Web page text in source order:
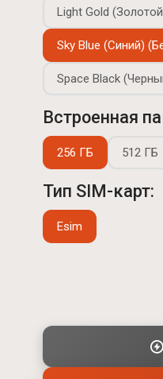
Light Gold
Sky Blue (Синий)
Space Black
Встроенная
256 ГБ 512 ГБ
Тип SIM-карт:
Esim